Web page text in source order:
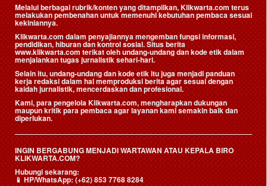
Melalui berbagai rubrik/konten yang ditampilkan, Klikwarta.com terus
melakukan pembenahan untuk memenuhi kebutuhan pembaca sesuai
kekiniannya.
Klikwarta.com dalam penyajiannya mengemban fungsi informasi,
pendidikan, hiburan dan kontrol sosial. Situs berita
www.klikwarta.com terikat oleh undang-undang dan kode etik dalam
menjalankan tugas jurnalistik sehari-hari.
Selain itu, undang-undang dan kode etik itu juga menjadi panduan
kerja redaksi dalam hal memproduksi berita agar sesuai dengan
kaidah jurnalistik, mencerdaskan dan profesional.
Kami, para pengelola Klikwarta.com, mengharapkan dukungan
maupun kritik para pembaca agar layanan kami semakin baik dan
diperlukan.
INGIN BERGABUNG MENJADI WARTAWAN ATAU KEPALA BIRO
KLIKWARTA.COM?
Hubungi sekarang:
📱HP/WhatsApp:(+62) 853 7768 8284